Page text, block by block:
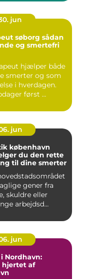
jun
søborg sådan
og smertefri
hjælper både
smerter og som
i hverdagen.
først ...
jun
københavn
du den rette
til dine smerter
gener fra
skuldre eller
arbejdsd...
jun
i Nordhavn:
af